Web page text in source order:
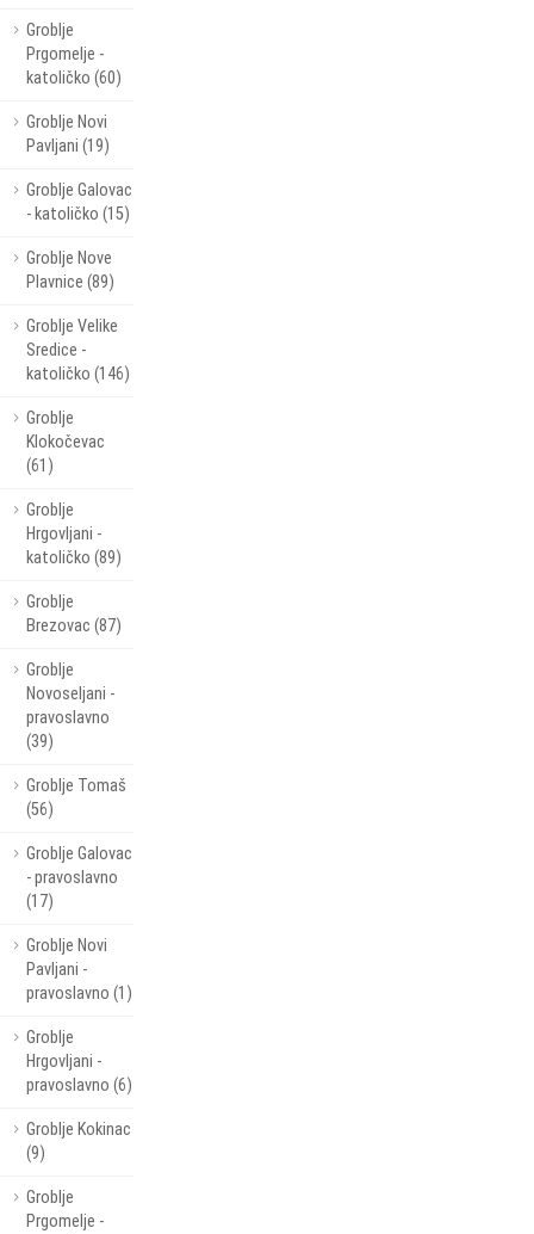
Groblje
Prgomelje -
katoličko (60)
Groblje Novi
Pavljani (19)
Groblje Galovac
- katoličko (15)
Groblje Nove
Plavnice (89)
Groblje Velike
Sredice -
katoličko (146)
Groblje
Klokočevac
(61)
Groblje
Hrgovljani -
katoličko (89)
Groblje
Brezovac (87)
Groblje
Novoseljani -
pravoslavno
(39)
Groblje Tomaš
(56)
Groblje Galovac
- pravoslavno
(17)
Groblje Novi
Pavljani -
pravoslavno (1)
Groblje
Hrgovljani -
pravoslavno (6)
Groblje Kokinac
(9)
Groblje
Prgomelje -